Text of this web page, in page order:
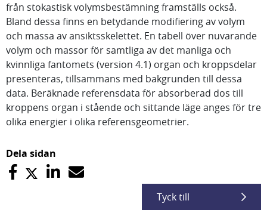
från stokastisk volymsbestämning framställs också.
Bland dessa finns en betydande modifiering av volym
och massa av ansiktsskelettet. En tabell över nuvarande
volym och massor för samtliga av det manliga och
kvinnliga fantomets (version 4.1) organ och kroppsdelar
presenteras, tillsammans med bakgrunden till dessa
data. Beräknade referensdata för absorberad dos till
kroppens organ i stående och sittande läge anges för tre
olika energier i olika referensgeometrier.
Dela sidan
Tyck till